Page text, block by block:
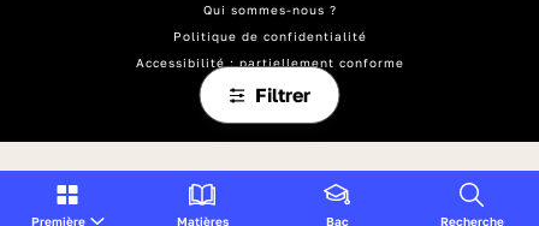
Première Matières Bac Recherche
Filtrer
Qui sommes-nous ?
Politique de confidentialité
Accessibilité : partiellement conforme
Mentions légales